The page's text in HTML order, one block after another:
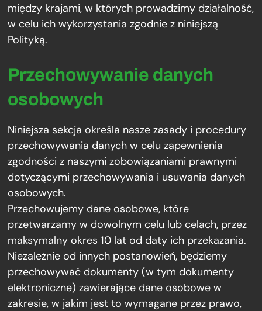
między krajami, w których prowadzimy działalność,
w celu ich wykorzystania zgodnie z niniejszą
Polityką.
Przechowywanie danych
osobowych
Niniejsza sekcja określa nasze zasady i procedury
przechowywania danych w celu zapewnienia
zgodności z naszymi zobowiązaniami prawnymi
dotyczącymi przechowywania i usuwania danych
osobowych.
Przechowujemy dane osobowe, które
przetwarzamy w dowolnym celu lub celach, przez
maksymalny okres 10 lat od daty ich przekazania.
Niezależnie od innych postanowień, będziemy
przechowywać dokumenty (w tym dokumenty
elektroniczne) zawierające dane osobowe w
zakresie, w jakim jest to wymagane przez prawo,